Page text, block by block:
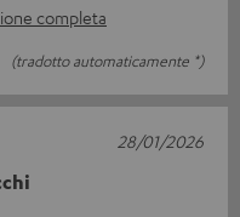
completa
(tradotto automaticamente *)
28/01/2026